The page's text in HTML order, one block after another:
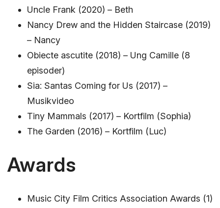
Uncle Frank (2020) – Beth
Nancy Drew and the Hidden Staircase (2019)
– Nancy
Obiecte ascutite (2018) – Ung Camille (8
episoder)
Sia: Santas Coming for Us (2017) –
Musikvideo
Tiny Mammals (2017) – Kortfilm (Sophia)
The Garden (2016) – Kortfilm (Luc)
Awards
Music City Film Critics Association Awards (1)